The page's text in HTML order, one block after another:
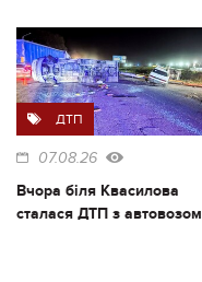
ДТП
07.08.26
Вчора біля Квасилова
сталася ДТП з автовозом